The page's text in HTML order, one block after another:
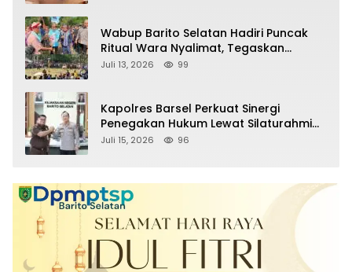
Wabup Barito Selatan Hadiri Puncak
Ritual Wara Nyalimat, Tegaskan
Komitmen Lestarikan Budaya Dayak
Juli 13, 2026 99
Kapolres Barsel Perkuat Sinergi
Penegakan Hukum Lewat Silaturahmi
dengan Kajari Barito Selatan
Juli 15, 2026 96